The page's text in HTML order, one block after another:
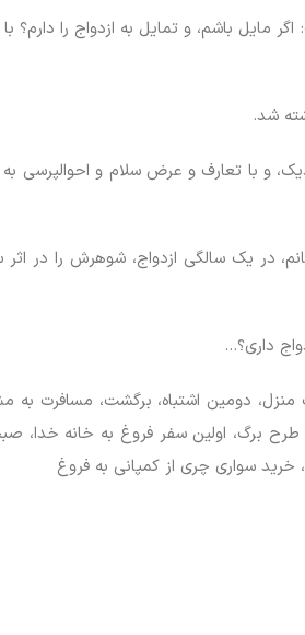
مایل باشم، و تمایل به ازدواج را دارم؟
شد.
و با تعارف و عرض سلام و احوالپرسی
داری؟…
منزل، دومین اشتباه، برگشت، مسافرت
برگ، اولین سفر فروغ به خانه خدا،
خرید سواری چری از کمپانی به فروغ